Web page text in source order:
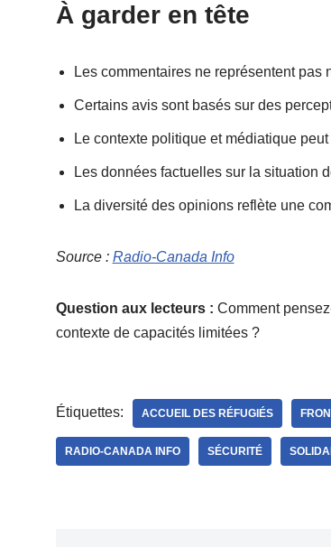
À garder en tête
Les commentaires ne représentent
Certains avis sont basés sur des
Le contexte politique et médiatique
Les données factuelles sur la situation
La diversité des opinions reflète une
Source : Radio-Canada Info
Question aux lecteurs : Comment
contexte de capacités limitées ?
Étiquettes: ACCUEIL DES RÉFUGIÉS
RADIO-CANADA INFO SÉCURITÉ